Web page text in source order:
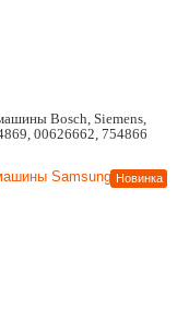
Bosch, Siemens,
00626662, 754866
Новинка